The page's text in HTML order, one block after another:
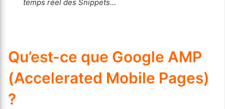
temps réel des Snippets…
Qu’est-ce que Google AMP
(Accelerated Mobile Pages)
?